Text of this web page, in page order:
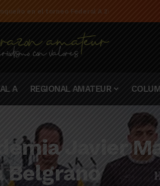
en el torneo Federal A 2025/2026
A REGIONAL AMATEUR
Javier
Belgrano